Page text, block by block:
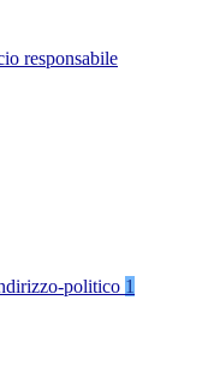
responsabile
politico 1